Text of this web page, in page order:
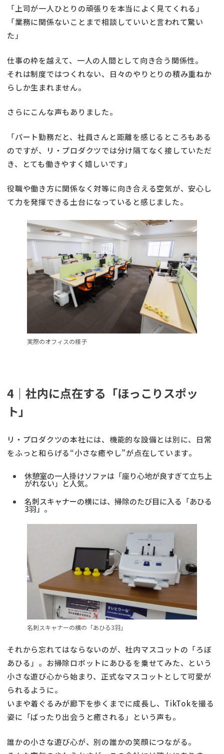
「上司が一人ひとりの頑張りを本当によく見てくれる」
「業務に関係ないことまで相談していいと言われて驚い
た」
仕事の枠を越えて、一人の人間として向き合う関係性。
それは制度ではつくれない、日々のやりとりの積み重ねか
らしか生まれません。
さらにこんな声もありました。
「パート勤務だと、社員さんと距離を感じるところもある
のですが、リ・プロダクツでは分け隔てなく接していただ
き、とても働きやすく嬉しいです」
役職や働き方に関係なく対等に向き合える空気が、安心し
て力を発揮できる土台になっていると感じました。
実際のオフィスの様子
4｜社内に点在する「ほっこりスポッ
ト」
リ・プロダクツの本社には、機能的な設備とは別に、日常
をふっと和らげる“小さな癒やし”が点在しています。
休憩室の一人掛けソファは「座り心地が良すぎて立ち上
がれない」と人気。
名刺スキャナーの横には、掃除のたび目に入る「あひる
3羽」。
名刺スキャナーの横の「あひる3羽」
それから忘れてはならないのが、社内マスコットの「ろぼ
あひる」。お掃除ロボットにあひるを乗せてみた、という
小さな遊び心から始まり、正式なマスコットとして可愛が
られるように。
いまや着ぐるみが廊下を歩くまでに成長し、TikTokを撮る
姿に「ばったり出会うと癒される」という声も。
誰かの小さな遊び心が、別の誰かの笑顔につながる。